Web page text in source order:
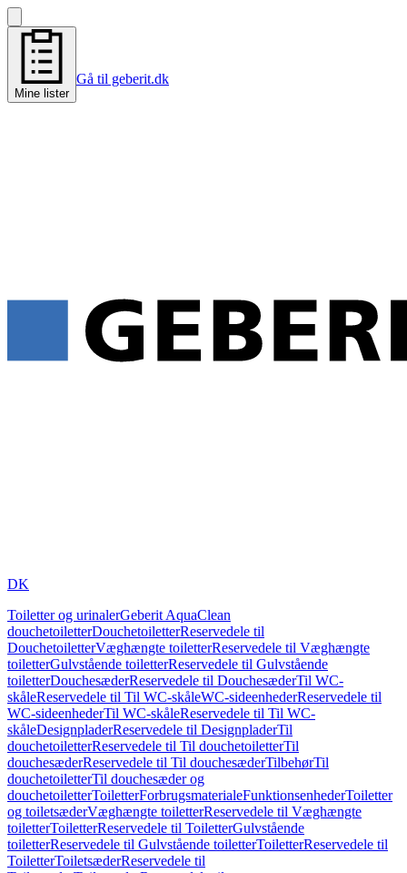
Mine lister
Gå til geberit.dk
DK
Toiletter og urinalerGeberit AquaClean
douchetoiletterDouchetoiletterReservedele til
DouchetoiletterVæghængte toiletterReservedele til Væghængte
toiletterGulvstående toiletterReservedele til Gulvstående
toiletterDouchesæderReservedele til DouchesæderTil WC-
skåleReservedele til Til WC-skåleWC-sideenhederReservedele til
WC-sideenhederTil WC-skåleReservedele til Til WC-
skåleDesignpladerReservedele til DesignpladerTil
douchetoiletterReservedele til Til douchetoiletterTil
douchesæderReservedele til Til douchesæderTilbehørTil
douchetoiletterTil douchesæder og
douchetoiletterToiletterForbrugsmaterialeFunktionsenhederToiletter
og toiletsæderVæghængte toiletterReservedele til Væghængte
toiletterToiletterReservedele til ToiletterGulvstående
toiletterReservedele til Gulvstående toiletterToiletterReservedele til
ToiletterToiletsæderReservedele til